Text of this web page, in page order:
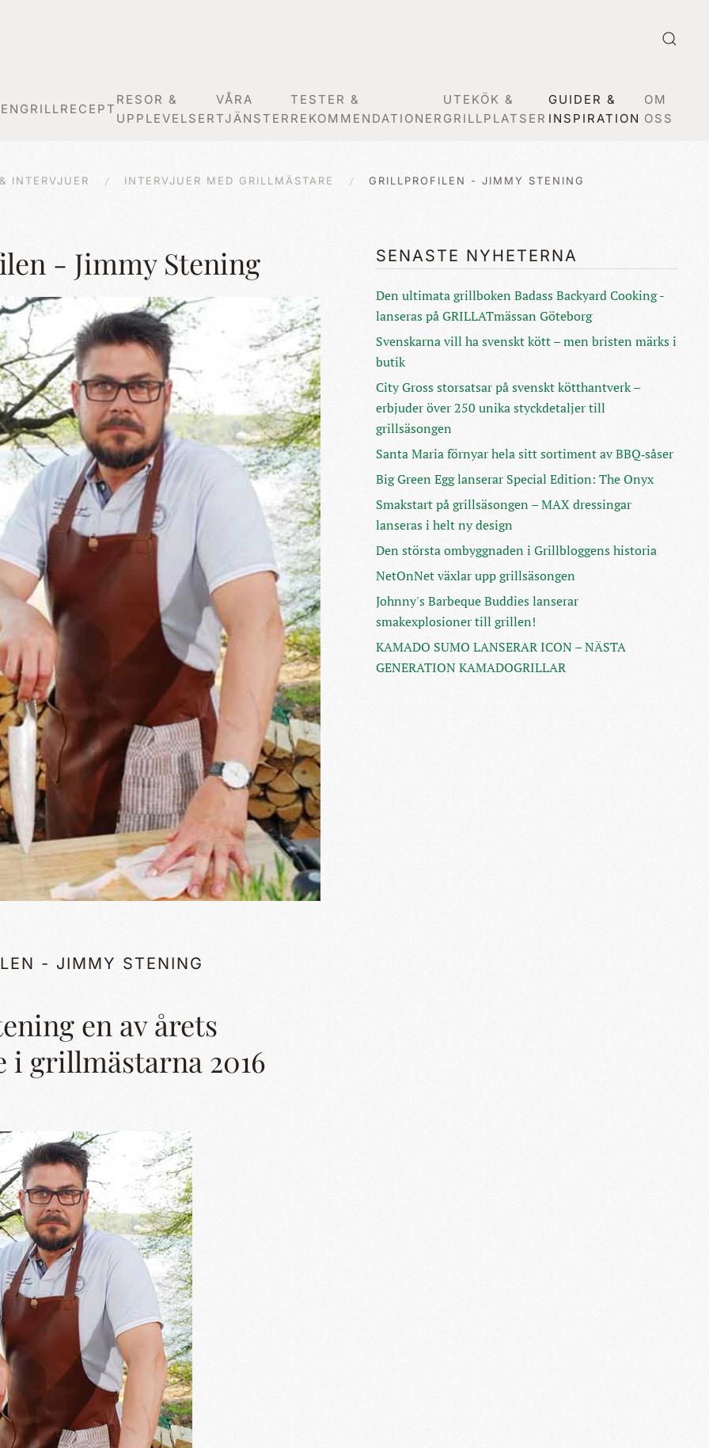
GRILLRECEPT
RESOR &
UPPLEVELSER
VÅRA
TJÄNSTER
TESTER &
REKOMMENDATIONER
UTEKÖK &
GRILLPLATSER
GUIDER &
INSPIRATION
OM
OSS
INTERVJUER INTERVJUER MED GRILLMÄSTARE GRILLPROFILEN - JIMMY STENING
- Jimmy Stening
- JIMMY STENING
en av årets
i grillmästarna 2016
SENASTE NYHETERNA
Den ultimata grillboken Badass Backyard Cooking -
lanseras på GRILLATmässan Göteborg
Svenskarna vill ha svenskt kött – men bristen märks i
butik
City Gross storsatsar på svenskt kötthantverk –
erbjuder över 250 unika styckdetaljer till
grillsäsongen
Santa Maria förnyar hela sitt sortiment av BBQ‑såser
Big Green Egg lanserar Special Edition: The Onyx
Smakstart på grillsäsongen – MAX dressingar
lanseras i helt ny design
Den största ombyggnaden i Grillbloggens historia
NetOnNet växlar upp grillsäsongen
Johnny's Barbeque Buddies lanserar
smakexplosioner till grillen!
KAMADO SUMO LANSERAR ICON – NÄSTA
GENERATION KAMADOGRILLAR